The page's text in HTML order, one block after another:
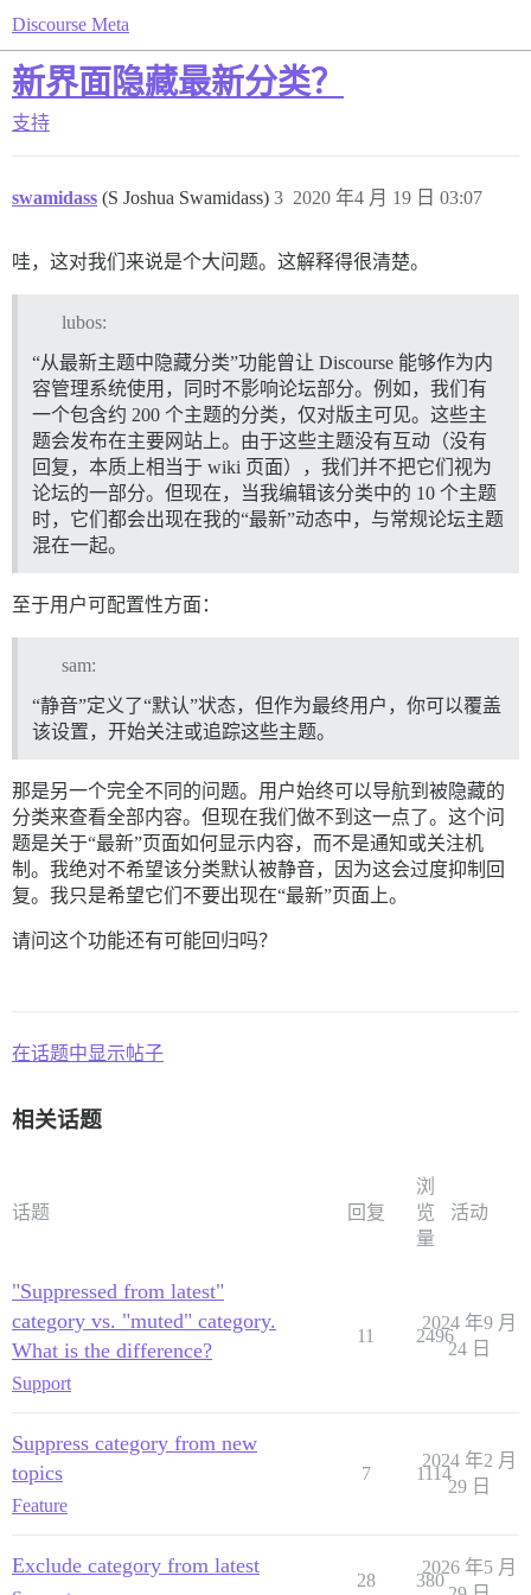
Discourse Meta
新界面隐藏最新分类？
支持
swamidass (S Joshua Swamidass) 2020 年4 月 19 日 03:07
3
哇，这对我们来说是个大问题。这解释得很清楚。
lubos:
“从最新主题中隐藏分类”功能曾让 Discourse 能够作为内
容管理系统使用，同时不影响论坛部分。例如，我们有
一个包含约 200 个主题的分类，仅对版主可见。这些主
题会发布在主要网站上。由于这些主题没有互动（没有
回复，本质上相当于 wiki 页面），我们并不把它们视为
论坛的一部分。但现在，当我编辑该分类中的 10 个主题
时，它们都会出现在我的“最新”动态中，与常规论坛主题
混在一起。
至于用户可配置性方面：
sam:
“静音”定义了“默认”状态，但作为最终用户，你可以覆盖
该设置，开始关注或追踪这些主题。
那是另一个完全不同的问题。用户始终可以导航到被隐藏的
分类来查看全部内容。但现在我们做不到这一点了。这个问
题是关于“最新”页面如何显示内容，而不是通知或关注机
制。我绝对不希望该分类默认被静音，因为这会过度抑制回
复。我只是希望它们不要出现在“最新”页面上。
请问这个功能还有可能回归吗？
在话题中显示帖子
相关话题
话题 回复
浏
览
量
活动
"Suppressed from latest"
category vs. "muted" category.
What is the difference?
Support
11 2496
2024 年9 月
24 日
Suppress category from new
topics
Feature
7 1114
2024 年2 月
29 日
Exclude category from latest
28 380
2026 年5 月